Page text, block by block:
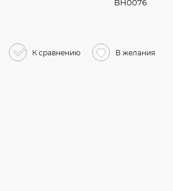
BH0076
К сравнению В желания